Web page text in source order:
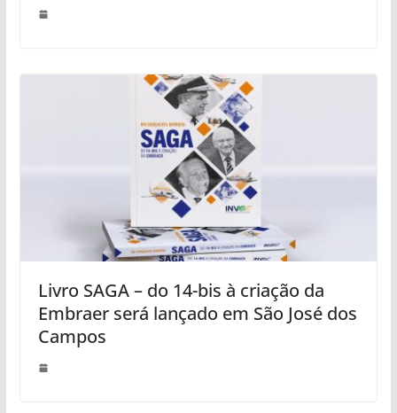
Livro SAGA – do 14-bis à criação da
Embraer será lançado em São José dos
Campos